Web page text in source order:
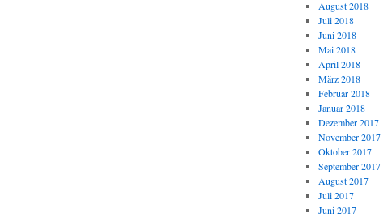
August 2018
Juli 2018
Juni 2018
Mai 2018
April 2018
März 2018
Februar 2018
Januar 2018
Dezember 2017
November 2017
Oktober 2017
September 2017
August 2017
Juli 2017
Juni 2017